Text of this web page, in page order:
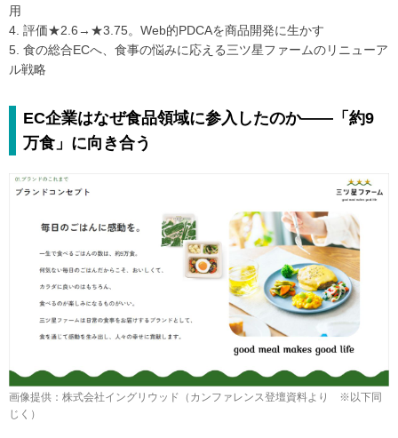
用
4. 評価★2.6→★3.75。Web的PDCAを商品開発に生かす
5. 食の総合ECへ、食事の悩みに応える三ツ星ファームのリニューア
ル戦略
EC企業はなぜ食品領域に参入したのか――「約9
万食」に向き合う
画像提供：株式会社イングリウッド（カンファレンス登壇資料より ※以下同
じく）